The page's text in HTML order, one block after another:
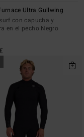
Ultra Gullwing
con capucha y
en el pecho Negro